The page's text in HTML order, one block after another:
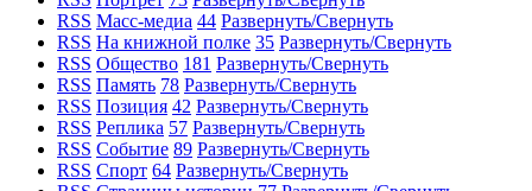
RSS Масс-медиа 44 Развернуть/Свернуть
RSS На книжной полке 35 Развернуть/Свернуть
RSS Общество 181 Развернуть/Свернуть
RSS Память 78 Развернуть/Свернуть
RSS Позиция 42 Развернуть/Свернуть
RSS Реплика 57 Развернуть/Свернуть
RSS Событие 89 Развернуть/Свернуть
RSS Спорт 64 Развернуть/Свернуть